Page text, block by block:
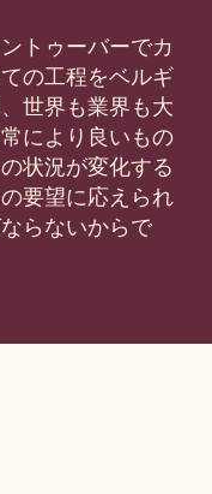
トゥーバーでカ
の工程をベルギ
世界も業界も大
により良いもの
状況が変化する
要望に応えられ
らないからで